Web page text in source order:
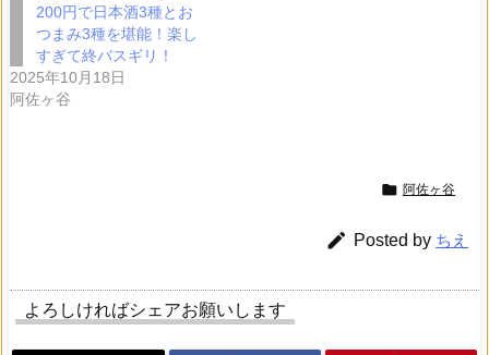
200円で日本酒3種とお
つまみ3種を堪能！楽し
すぎて終バスギリ！
2025年10月18日
阿佐ヶ谷
 阿佐ヶ谷
 Posted by ちえ
よろしければシェアお願いします